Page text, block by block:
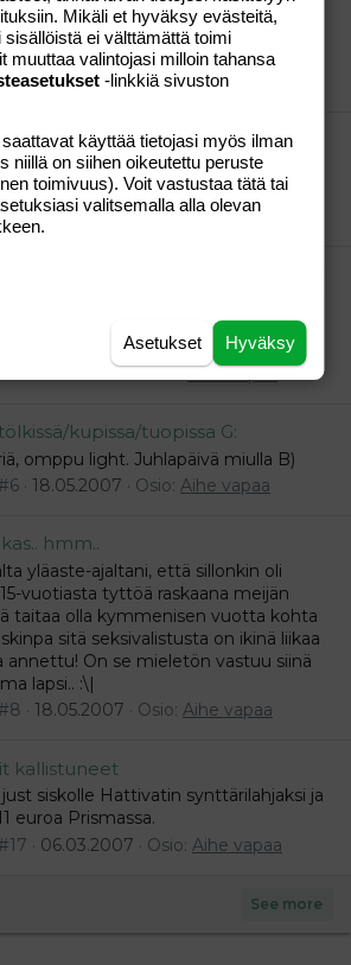
viikonloppureissuun
vaan :D Ja mukavaa "vapaailtaa"
18.05.2007 Osio:Aihe vapaa
kyllä tosi nätti! Makuasioista ei kyllä
18.05.2007 Osio:Aihe vapaa
:D Mutta aika hyvälle kyllä maistuu..
18.05.2007 Osio:Aihe vapaa
kupissa/tuopissa G:
omppu light. Juhlapäivä miulla B)
18.05.2007 Osio: Aihe vapaa
hmm..
yläaste-ajaltani, että sillonkin oli
vuotiasta tyttöä raskaana meijän
taitaa olla kymmenisen vuotta kohta
sitä seksivalistusta on ikinä liikaa
annettu! On se mieletön vastuu siinä
lapsi.. :\|
18.05.2007 Osio: Aihe vapaa
kallistuneet
siskolle Hattivatin synttärilahjaksi ja
euroa Prismassa.
06.03.2007 Osio: Aihe vapaa
See more
Mikäli et hyväksy evästeitä,
sisällöistä ei välttämättä toimi
muuttaa valintojasi milloin tahansa
-linkkiä sivuston
käyttää tietojasi myös ilman
niillä on siihen oikeutettu peruste
toimivuus). Voit vastustaa tätä tai
valitsemalla alla olevan
Hyväksy
Asetukset